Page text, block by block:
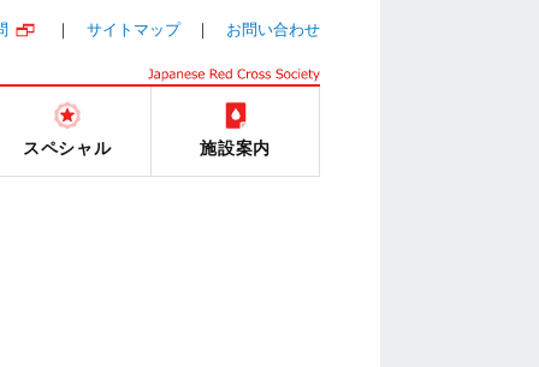
サイトマップ お問い合わせ
スペシャル 施設案内